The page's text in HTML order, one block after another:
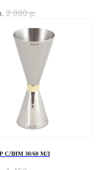
2 090 р.
СЛИМ 30/60 МЛ